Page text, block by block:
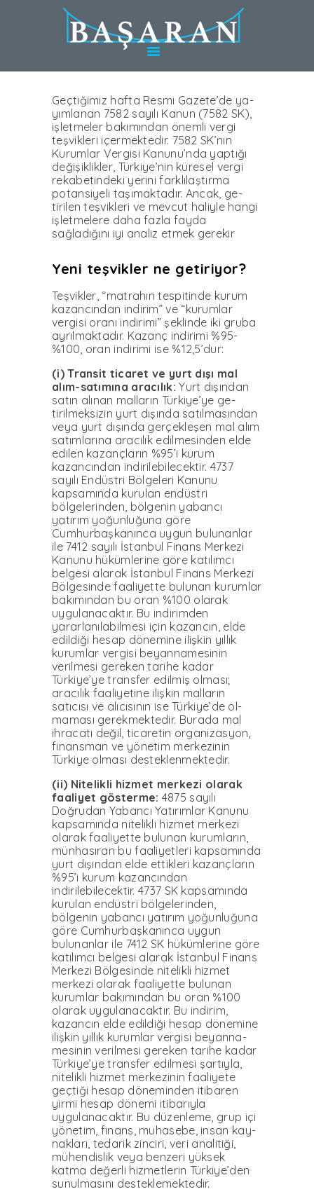
TÜRKIYE’DE
HIZMETLER
HIZMETLER
UZMANLAR
BLOG
KARIYER
WEBINAR
İLETIŞIM
Geçtiğimiz hafta Res­mi Gazete’de ya­
yımlanan 7582 sayılı Kanun (7582 SK),
işlet­meler bakımın­dan önemli vergi
teşvikleri içer­mektedir. 7582 SK’nın
Kurum­lar Vergisi Kanunu’nda yap­tığı
değişiklikler, Türkiye’nin küresel vergi
rekabetindeki yerini farklılaştırma
potansi­yeli taşımaktadır. Ancak, ge­
tirilen teşvikleri ve mevcut haliyle hangi
işletmelere da­ha fazla fayda
sağladığını iyi analiz etmek gerekir
Yeni teşvikler ne getiriyor?
Teşvikler, “matrahın tespi­tinde kurum
kazancından in­dirim” ve “kurumlar
vergisi oranı indirimi” şeklinde iki gruba
ayrılmaktadır. Kazanç indirimi %95-
%100, oran in­dirimi ise %12,5’dur:
(i) Transit ticaret ve yurt dışı mal
alım-satımına ara­cılık:Yurt dışından
satın alı­nan malların Türkiye’ye ge­
tirilmeksizin yurt dışında satılmasından
veya yurt dı­şında gerçekleşen mal alım
satımlarına aracılık edilme­sinden elde
edilen kazançla­rın %95’i kurum
kazancından indirilebilecektir. 4737
sayı­lı Endüstri Bölgeleri Kanunu
kapsamında kurulan endüst­ri
bölgelerinden, bölgenin ya­bancı
yatırım yoğunluğuna göre
Cumhurbaşkanınca uy­gun bulunanlar
ile 7412 sayılı İstanbul Finans Merkezi
Ka­nunu hükümlerine göre katı­lımcı
belgesi alarak İstanbul Finans Merkezi
Bölgesinde faaliyette bulunan kurumlar
bakımından bu oran %100 olarak
uygulanacaktır. Bu in­dirimden
yararlanılabilme­si için kazancın, elde
edildiği hesap dönemine ilişkin yıllık
kurumlar vergisi beyanname­sinin
verilmesi gereken tari­he kadar
Türkiye’ye transfer edilmiş olması;
aracılık faali­yetine ilişkin malların
satıcısı ve alıcısının ise Türkiye’de ol­
maması gerekmektedir. Bura­da mal
ihracatı değil, ticaretin organizasyon,
finansman ve yönetim merkezinin
Türkiye olması desteklenmektedir.
(ii) Nitelikli hizmet mer­kezi olarak
faaliyet göster­me: 4875 sayılı
Doğrudan Yabancı Yatırımlar Kanunu
kapsamında nitelikli hizmet merkezi
olarak faaliyette bu­lunan kurumların,
münhası­ran bu faaliyetleri kapsamın­da
yurt dışından elde ettikle­ri kazançların
%95’i kurum kazancından
indirilebilecek­tir. 4737 SK kapsamında
ku­rulan endüstri bölgelerinden,
bölgenin yabancı yatırım yo­ğunluğuna
göre Cumhurbaş­kanınca uygun
bulunanlar ile 7412 SK hükümlerine göre
ka­tılımcı belgesi alarak İstanbul Finans
Merkezi Bölgesinde nitelikli hizmet
merkezi ola­rak faaliyette bulunan
kurum­lar bakımından bu oran %100
olarak uygulanacaktır. Bu in­dirim,
kazancın elde edildiği hesap dönemine
ilişkin yıl­lık kurumlar vergisi beyanna­
mesinin verilmesi gereken ta­rihe kadar
Türkiye’ye trans­fer edilmesi şartıyla,
nitelikli hizmet merkezinin faaliyete
geçtiği hesap döneminden iti­baren
yirmi hesap dönemi iti­barıyla
uygulanacaktır. Bu düzenleme, grup içi
yönetim, finans, muhasebe, insan kay­
nakları, tedarik zinciri, ve­ri analitiği,
mühendislik veya benzeri yüksek
katma değerli hizmetlerin Türkiye’den
su­nulmasını desteklemektedir.